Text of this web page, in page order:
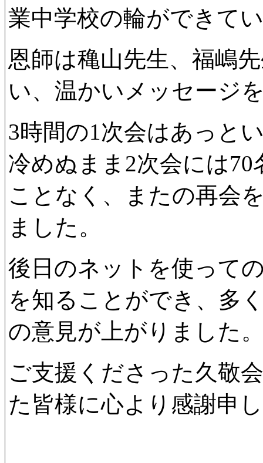
業中学校の輪ができて
恩師は穐山先生、福嶋
い、温かいメッセージ
3時間の1次会はあっと
冷めぬまま2次会には
ことなく、またの再会
ました。
後日のネットを使って
を知ることができ、多
の意見が上がりました
ご支援くださった久敬
た皆様に心より感謝申